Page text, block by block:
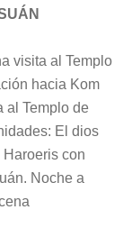
visita al Templo
hacia Kom
al Templo de
El dios
con
Noche a